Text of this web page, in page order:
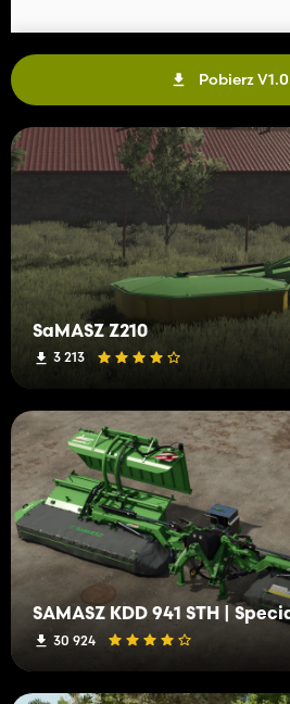
Pobierz
SaMASZ Z210
3 213
SAMASZ KDD 941 STH |
30 924